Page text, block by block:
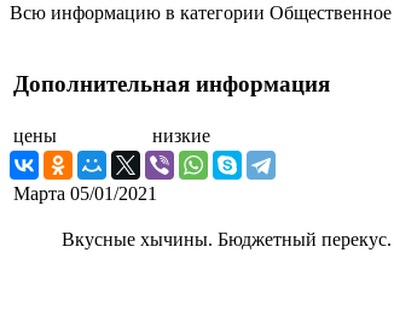
Всю информацию в категории Общественное
Дополнительная информация
цены низкие
Марта 05/01/2021
Вкусные хычины. Бюджетный перекус.